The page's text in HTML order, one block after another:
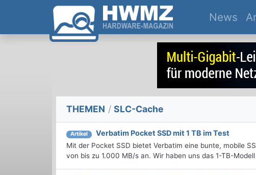
News
THEMEN / SLC-Cache
Artikel Verbatim Pocket SSD mit 1 TB im Test
Mit der Pocket SSD bietet Verbatim eine bunte, mobile
von bis zu 1.000 MB/s an. Wir haben uns das 1-TB-